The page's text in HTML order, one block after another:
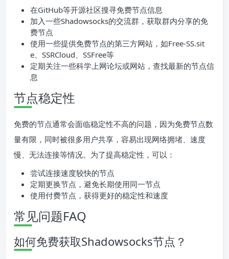
在GitHub等开源社区搜寻免费节点信息
加入一些Shadowsocks的交流群，获取群内分享的免
费节点
使用一些提供免费节点的第三方网站，如Free-SS.sit
e、SSRCloud、SSFree等
定期关注一些科学上网论坛或网站，查找最新的节点信
息
节点稳定性
免费的节点通常会面临稳定性不高的问题，因为免费节点数
量有限，同时被很多用户共享，容易出现网络拥堵、速度
慢、无法连接等情况。为了提高稳定性，可以：
尝试连接速度较快的节点
定期更换节点，避免长期使用同一节点
使用付费节点，获得更好的稳定性和速度
常见问题FAQ
如何免费获取Shadowsocks节点？